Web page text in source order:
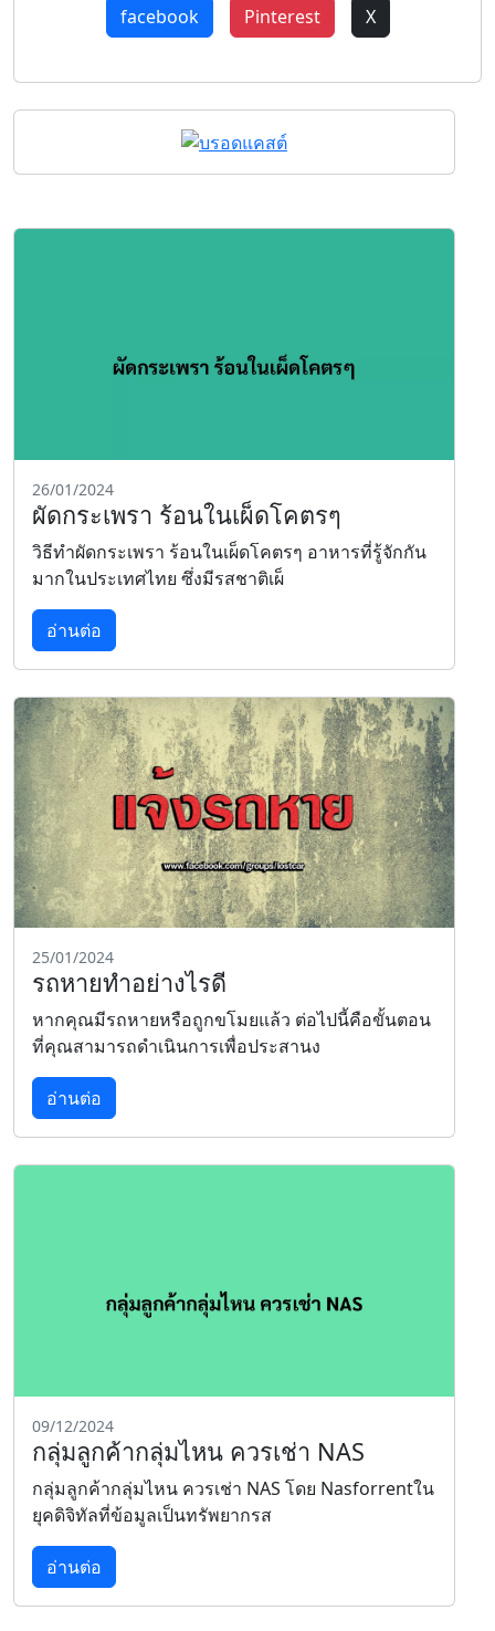
facebook Pinterest X
26/01/2024
ผัดกระเพรา ร้อนในเผ็ดโคตรๆ
วิธีทำผัดกระเพรา ร้อนในเผ็ดโคตรๆ อาหารที่รู้จักกัน
มากในประเทศไทย ซึ่งมีรสชาติเผ็
อ่านต่อ
25/01/2024
รถหายทำอย่างไรดี
หากคุณมีรถหายหรือถูกขโมยแล้ว ต่อไปนี้คือขั้นตอน
ที่คุณสามารถดำเนินการเพื่อประสานง
อ่านต่อ
09/12/2024
กลุ่มลูกค้ากลุ่มไหน ควรเช่า NAS
กลุ่มลูกค้ากลุ่มไหน ควรเช่า NAS โดย Nasforrentใน
ยุคดิจิทัลที่ข้อมูลเป็นทรัพยากรส
อ่านต่อ